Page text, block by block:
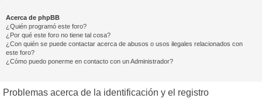
Acerca de phpBB
¿Quién programó este foro?
¿Por qué este foro no tiene tal cosa?
¿Con quién se puede contactar acerca de abusos o usos ilegales relacionados con
este foro?
¿Cómo puedo ponerme en contacto con un Administrador?
Problemas acerca de la identificación y el registro